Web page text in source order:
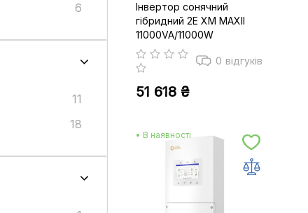
6
11
18
Інвертор сонячний
гібридний 2E XM MAXII
11000VA/11000W
0 відгуків
51 618 ₴
• В наявності